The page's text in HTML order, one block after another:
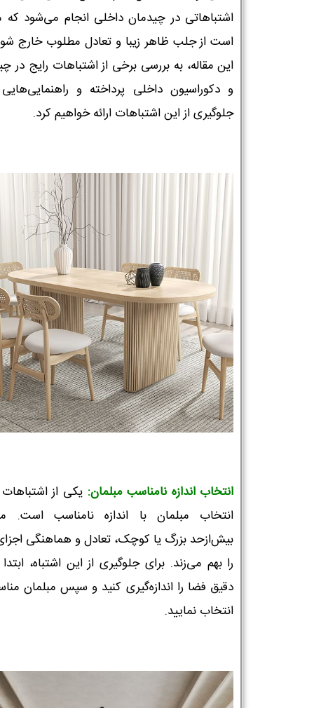
اشتباهاتی در چیدمان داخلی انجام می‌شود
است از جلب ظاهر زیبا و تعادل مطلوب خارج
این مقاله، به بررسی برخی از اشتباهات رایج در
و دکوراسیون داخلی پرداخته و
جلوگیری از این اشتباهات ارائه خواهیم کرد.
انتخاب اندازه نامناسب مبلمان: یکی از اشتباهات
انتخاب مبلمان با اندازه نامناسب است.
بیش‌از‌حد بزرگ یا کوچک، تعادل و هماهنگی
را بهم می‌زند. برای جلوگیری از این اشتباه، ابتدا
دقیق فضا را اندازه‌گیری کنید و سپس مبلمان
انتخاب نمایید.